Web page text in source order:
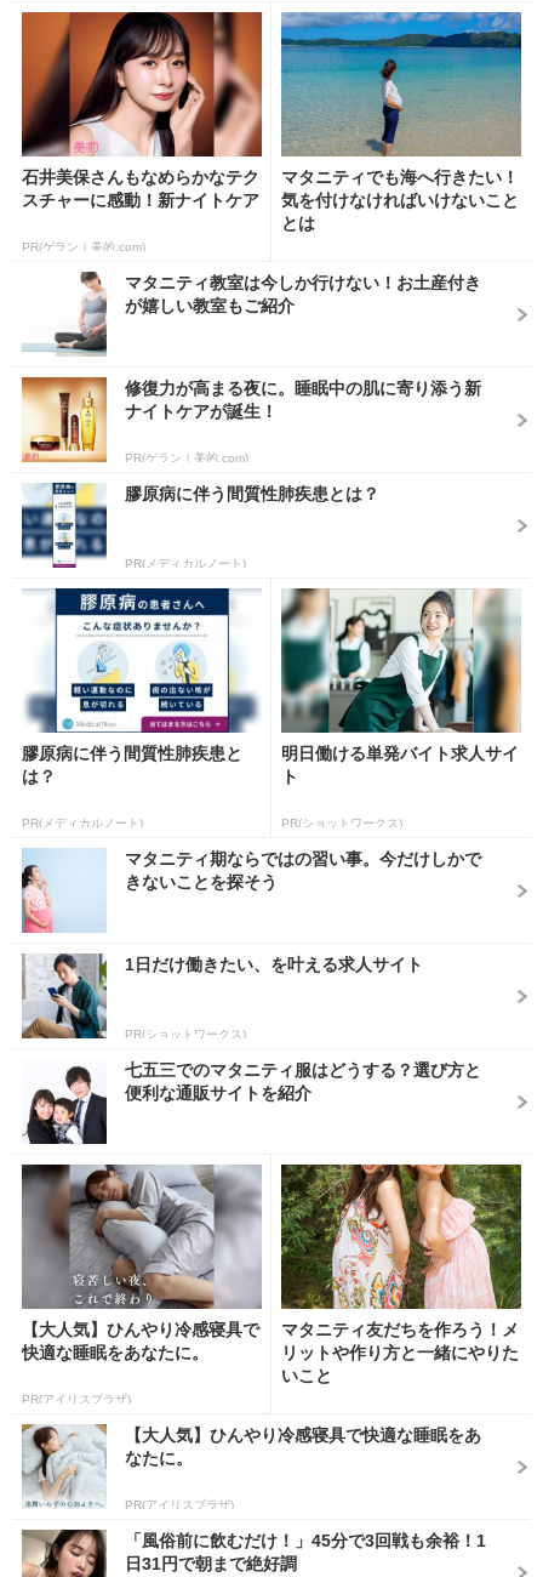
石井美保さんもなめらかなテク
スチャーに感動！新ナイトケア
PR(ゲラン｜美的.com)
マタニティでも海へ行きたい！
気を付けなければいけないこと
とは
マタニティ教室は今しか行けない！お土産付き
が嬉しい教室もご紹介
修復力が高まる夜に。睡眠中の肌に寄り添う新
ナイトケアが誕生！
PR(ゲラン｜美的.com)
膠原病に伴う間質性肺疾患とは？
PR(メディカルノート)
膠原病に伴う間質性肺疾患と
は？
PR(メディカルノート)
明日働ける単発バイト求人サイ
ト
PR(ショットワークス)
マタニティ期ならではの習い事。今だけしかで
きないことを探そう
1日だけ働きたい、を叶える求人サイト
PR(ショットワークス)
七五三でのマタニティ服はどうする？選び方と
便利な通販サイトを紹介
【大人気】ひんやり冷感寝具で
快適な睡眠をあなたに。
PR(アイリスプラザ)
マタニティ友だちを作ろう！メ
リットや作り方と一緒にやりた
いこと
【大人気】ひんやり冷感寝具で快適な睡眠をあ
なたに。
PR(アイリスプラザ)
「風俗前に飲むだけ！」45分で3回戦も余裕！1
日31円で朝まで絶好調